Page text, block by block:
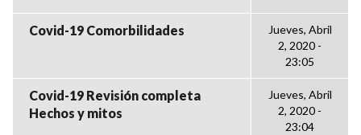
Covid-19 Comorbilidades
Jueves, Abril
2, 2020 -
23:05
Covid-19 Revisión completa
Hechos y mitos
Jueves, Abril
2, 2020 -
23:04